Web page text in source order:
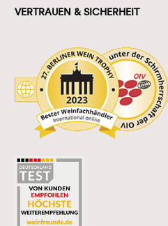
VERTRAUEN & SICHERHEIT